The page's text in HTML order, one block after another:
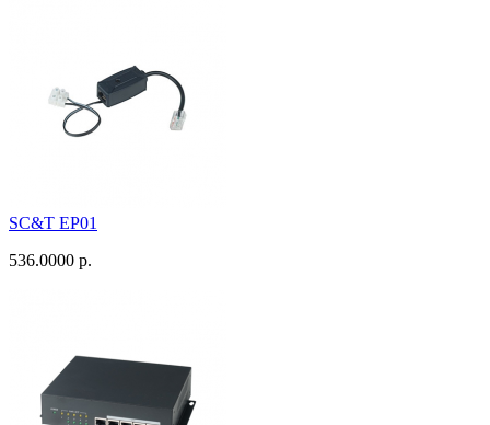
SC&T EP01
536.0000 р.